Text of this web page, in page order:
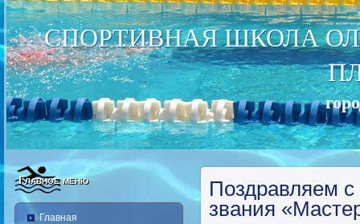
СПОРТИВНАЯ ШКОЛА
Главное меню
Главная
Поздравляем с
звания